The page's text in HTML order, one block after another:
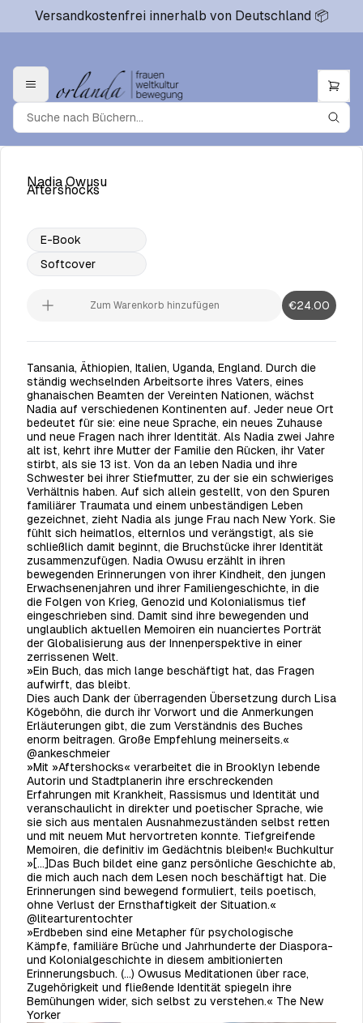
Versandkostenfrei innerhalb von Deutschland 📦
Nadia Owusu
Aftershocks
E-Book
Softcover
Zum Warenkorb hinzufügen €24.00
Tansania, Äthiopien, Italien, Uganda, England. Durch die
ständig wechselnden Arbeitsorte ihres Vaters, eines
ghanaischen Beamten der Vereinten Nationen, wächst
Nadia auf verschiedenen Kontinenten auf. Jeder neue Ort
bedeutet für sie: eine neue Sprache, ein neues Zuhause
und neue Fragen nach ihrer Identität. Als Nadia zwei Jahre
alt ist, kehrt ihre Mutter der Familie den Rücken, ihr Vater
stirbt, als sie 13 ist. Von da an leben Nadia und ihre
Schwester bei ihrer Stiefmutter, zu der sie ein schwieriges
Verhältnis haben. Auf sich allein gestellt, von den Spuren
familiärer Traumata und einem unbeständigen Leben
gezeichnet, zieht Nadia als junge Frau nach New York. Sie
fühlt sich heimatlos, elternlos und verängstigt, als sie
schließlich damit beginnt, die Bruchstücke ihrer Identität
zusammenzufügen. Nadia Owusu erzählt in ihren
bewegenden Erinnerungen von ihrer Kindheit, den jungen
Erwachsenenjahren und ihrer Familiengeschichte, in die
die Folgen von Krieg, Genozid und Kolonialismus tief
eingeschrieben sind. Damit sind ihre bewegenden und
unglaublich aktuellen Memoiren ein nuanciertes Porträt
der Globalisierung aus der Innenperspektive in einer
zerrissenen Welt.
»Ein Buch, das mich lange beschäftigt hat, das Fragen
aufwirft, das bleibt.
Dies auch Dank der überragenden Übersetzung durch Lisa
Kögeböhn, die durch ihr Vorwort und die Anmerkungen
Erläuterungen gibt, die zum Verständnis des Buches
enorm beitragen. Große Empfehlung meinerseits.«
@ankeschmeier
»Mit »Aftershocks« verarbeitet die in Brooklyn lebende
Autorin und Stadtplanerin ihre erschreckenden
Erfahrungen mit Krankheit, Rassismus und Identität und
veranschaulicht in direkter und poetischer Sprache, wie
sie sich aus mentalen Ausnahmezuständen selbst retten
und mit neuem Mut hervortreten konnte. Tiefgreifende
Memoiren, die definitiv im Gedächtnis bleiben!« Buchkultur
»[...]Das Buch bildet eine ganz persönliche Geschichte ab,
die mich auch nach dem Lesen noch beschäftigt hat. Die
Erinnerungen sind bewegend formuliert, teils poetisch,
ohne Verlust der Ernsthaftigkeit der Situation.«
@litearturentochter
»Erdbeben sind eine Metapher für psychologische
Kämpfe, familiäre Brüche und Jahrhunderte der Diaspora-
und Kolonialgeschichte in diesem ambitionierten
Erinnerungsbuch. (…) Owusus Meditationen über race,
Zugehörigkeit und fließende Identität spiegeln ihre
Bemühungen wider, sich selbst zu verstehen.« The New
Yorker